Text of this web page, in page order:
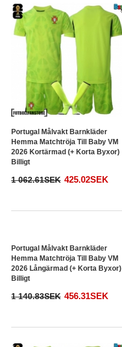
Portugal Målvakt Barnkläder
Hemma Matchtröja Till Baby VM
2026 Kortärmad (+ Korta Byxor)
Billigt
1 062.61SEK 425.02SEK
Portugal Målvakt Barnkläder
Hemma Matchtröja Till Baby VM
2026 Långärmad (+ Korta Byxor)
Billigt
1 140.83SEK 456.31SEK